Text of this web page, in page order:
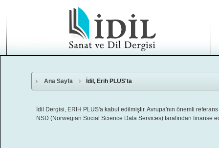
Ana Sayfa İdil, Erih PLUS'ta
İdil Dergisi, ERIH PLUS'a kabul edilmiştir. Avrupa'nın önemli
NSD (Norwegian Social Science Data Services) tarafından finanse